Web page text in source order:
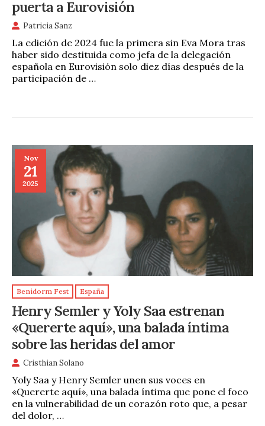
puerta a Eurovisión
Patricia Sanz
La edición de 2024 fue la primera sin Eva Mora tras
haber sido destituida como jefa de la delegación
española en Eurovisión solo diez días después de la
participación de …
Nov
21
2025
Benidorm Fest España
Henry Semler y Yoly Saa estrenan
«Quererte aquí», una balada íntima
sobre las heridas del amor
Cristhian Solano
Yoly Saa y Henry Semler unen sus voces en
«Quererte aquí», una balada íntima que pone el foco
en la vulnerabilidad de un corazón roto que, a pesar
del dolor, …